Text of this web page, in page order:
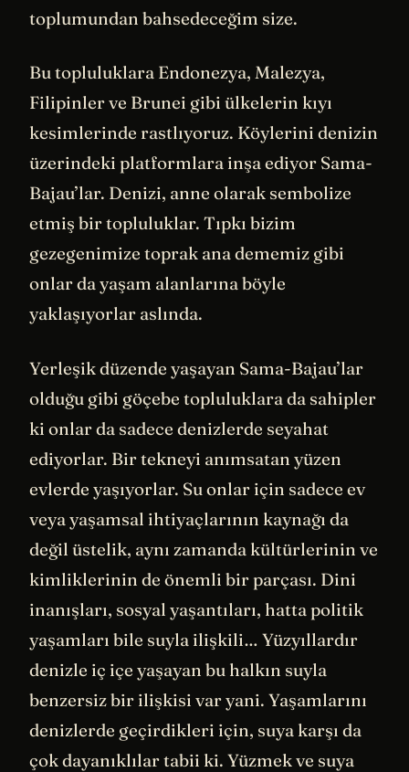
toplumundan bahsedeceğim size.
Bu topluluklara Endonezya, Malezya,
Filipinler ve Brunei gibi ülkelerin kıyı
kesimlerinde rastlıyoruz. Köylerini denizin
üzerindeki platformlara inşa ediyor Sama-
Bajau’lar. Denizi, anne olarak sembolize
etmiş bir topluluklar. Tıpkı bizim
gezegenimize toprak ana dememiz gibi
onlar da yaşam alanlarına böyle
yaklaşıyorlar aslında.
Yerleşik düzende yaşayan Sama-Bajau’lar
olduğu gibi göçebe topluluklara da sahipler
ki onlar da sadece denizlerde seyahat
ediyorlar. Bir tekneyi anımsatan yüzen
evlerde yaşıyorlar. Su onlar için sadece ev
veya yaşamsal ihtiyaçlarının kaynağı da
değil üstelik, aynı zamanda kültürlerinin ve
kimliklerinin de önemli bir parçası. Dini
inanışları, sosyal yaşantıları, hatta politik
yaşamları bile suyla ilişkili… Yüzyıllardır
denizle iç içe yaşayan bu halkın suyla
benzersiz bir ilişkisi var yani. Yaşamlarını
denizlerde geçirdikleri için, suya karşı da
çok dayanıklılar tabii ki. Yüzmek ve suya